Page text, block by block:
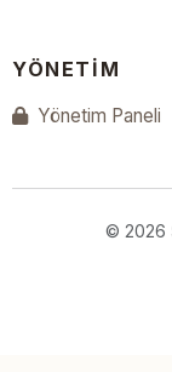
YÖNETIM
Yönetim Paneli
© 2026